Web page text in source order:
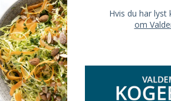
Hvis du har
om